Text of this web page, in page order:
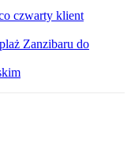
czwarty klient
Zanzibaru do